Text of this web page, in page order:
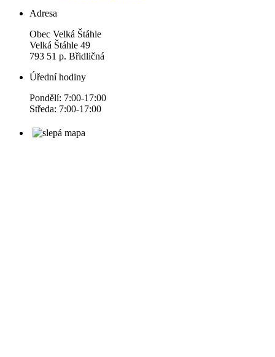
Adresa
Obec Velká Štáhle
Velká Štáhle 49
793 51 p. Břidličná
Úřední hodiny
Pondělí: 7:00-17:00
Středa: 7:00-17:00